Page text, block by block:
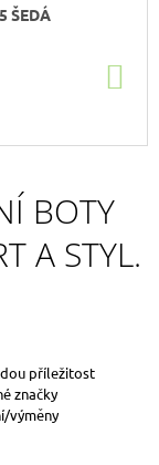
ŠEDÁ
BOTY
A STYL.
příležitost
značky
výměny